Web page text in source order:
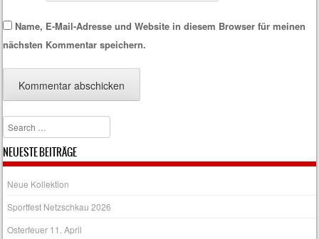
Name, E-Mail-Adresse und Website in diesem Browser für meinen
nächsten Kommentar speichern.
Search
NEUESTE BEITRÄGE
Neue Kollektion
Sportfest Netzschkau 2026
Osterfeuer 11. April